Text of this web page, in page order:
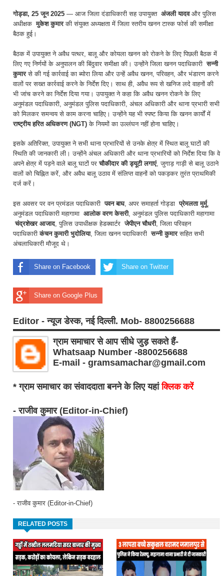
गोड्डा, 25 जून 2025 — आज जिला दंडाधिकारी सह उपायुक्त अंजली यादवऔर पुलिस
अधीक्षक मुकेश कुमारकी संयुक्त अध्यक्षता में जिला स्तरीय खनन टास्क फोर्स की समीक्षा
बैठक हुई।
बैठक में उपायुक्त ने अवैध पत्थर, बालू और कोयला खनन को रोकने के लिए पिछली बैठक में
लिए गए निर्णयों के अनुपालन की बिंदुवार समीक्षा की। उन्होंने जिला खनन पदाधिकारी सन्नी
कुमारसे की गई कार्रवाई का ब्योरा लिया और उन्हें अवैध खनन, परिवहन, और भंडारण करने
वालों पर सख्त कार्रवाई करने के निर्देश दिए। साथ ही, अवैध रूप से खनिज लदे वाहनों की
भी जांच करने का निर्देश दिया गया। उपायुक्त ने कहा कि अवैध खनन रोकने के लिए
अनुमंडल पदाधिकारी, अनुमंडल पुलिस पदाधिकारी, अंचल अधिकारी और थाना प्रभारी सभी
को मिलकर समन्वय से काम करना चाहिए। उन्होंने यह भी स्पष्ट किया कि खनन कार्यों में
राष्ट्रीय हरित अधिकरण (NGT) के नियमों का उल्लंघन नहीं होना चाहिए।
इसके अतिरिक्त, उपायुक्त ने सभी थाना प्रभारियों से उनके क्षेत्र में स्थित बालू घाटों की
स्थिति की जानकारी ली। उन्होंने अंचल अधिकारी और थाना प्रभारियों को निर्देश दिया कि वे
अपने क्षेत्र में पड़ने वाले बालू घाटों परचौकीदार की ड्यूटी लगाएं, जुगाड़ गाड़ी से बालू उठाने
वालों को चिह्नित करें, और अवैध बालू उठाव में संलिप्त वाहनों को पकड़कर तुरंत प्राथमिकी
दर्ज करें।
इस अवसर पर वन प्रमंडल पदाधिकारी पवन बाघ, अपर समाहर्ता गोड्डा प्रेमलता मुर्मू,
अनुमंडल पदाधिकारी महागामा आलोक वरण केसरी, अनुमंडल पुलिस पदाधिकारी महागामा
चंद्रशेखर आजाद, पुलिस उपाधीक्षक हेडक्वार्टर जेपीएन चौधरी, जिला परिवहन
पदाधिकारी कंचन कुमारी भुदोलिया, जिला खनन पदाधिकारी सन्नी कुमारसहित सभी
अंचलाधिकारी मौजूद थे।
Share on Facebook Share on Twitter
Share on Google Plus
Editor - न्यूज डेस्क, नई दिल्ली. Mob- 8800256688
ग्राम समाचार से आप सीधे जुड़ सकते हैं-
Whatsaap Number -8800256688
E-mail - gramsamachar@gmail.com
* ग्राम समाचार का संवाददाता बनने के लिए यहांक्लिक करें
- राजीव कुमार (Editor-in-Chief)
- राजीव कुमार (Editor-in-Chief)
RELATED POSTS